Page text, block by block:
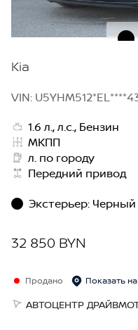
Kia
VIN:
1.6 л., л.с., Бензин
МКПП
л. по городу
Передний привод
Экстерьер: Черный
32 850 BYN
Продано Показать
АВТОЦЕНТР